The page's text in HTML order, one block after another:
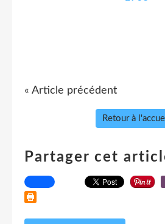
« Article précédent
Retour à
Partager cet